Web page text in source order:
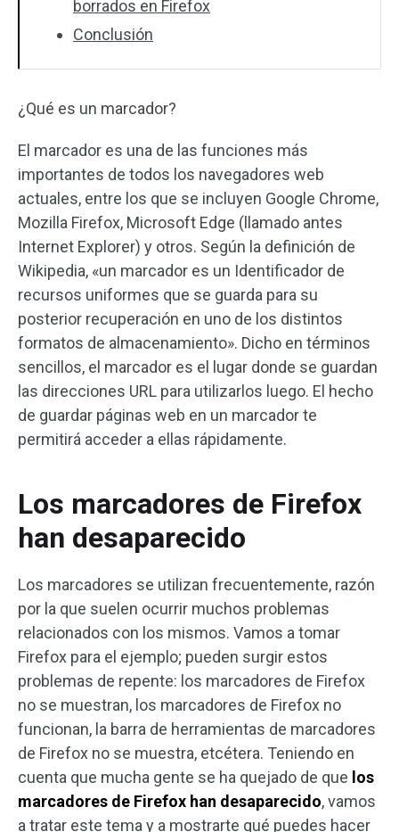
borrados en Firefox
Conclusión
¿Qué es un marcador?
El marcador es una de las funciones más
importantes de todos los navegadores web
actuales, entre los que se incluyen Google Chrome,
Mozilla Firefox, Microsoft Edge (llamado antes
Internet Explorer) y otros. Según la definición de
Wikipedia, «un marcador es un Identificador de
recursos uniformes que se guarda para su
posterior recuperación en uno de los distintos
formatos de almacenamiento». Dicho en términos
sencillos, el marcador es el lugar donde se guardan
las direcciones URL para utilizarlos luego. El hecho
de guardar páginas web en un marcador te
permitirá acceder a ellas rápidamente.
Los marcadores de Firefox
han desaparecido
Los marcadores se utilizan frecuentemente, razón
por la que suelen ocurrir muchos problemas
relacionados con los mismos. Vamos a tomar
Firefox para el ejemplo; pueden surgir estos
problemas de repente: los marcadores de Firefox
no se muestran, los marcadores de Firefox no
funcionan, la barra de herramientas de marcadores
de Firefox no se muestra, etcétera. Teniendo en
cuenta que mucha gente se ha quejado de que los
marcadores de Firefox han desaparecido, vamos
a tratar este tema y a mostrarte qué puedes hacer